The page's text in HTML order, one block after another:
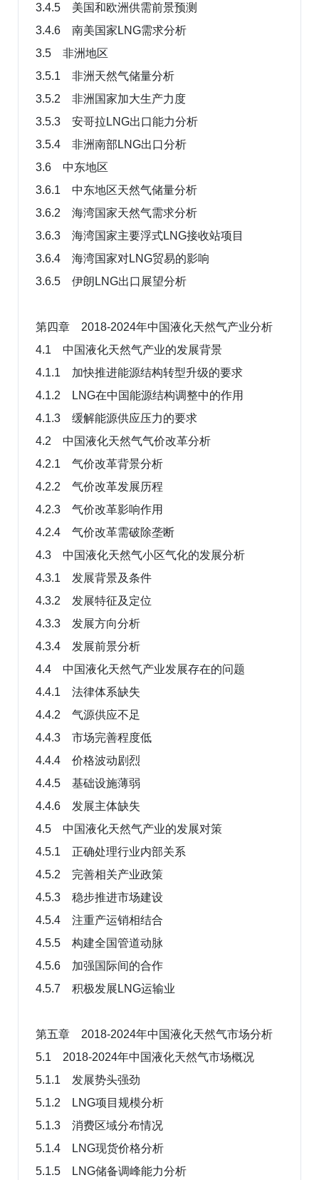
3.4.5 美国和欧洲供需前景预测
3.4.6 南美国家LNG需求分析
3.5 非洲地区
3.5.1 非洲天然气储量分析
3.5.2 非洲国家加大生产力度
3.5.3 安哥拉LNG出口能力分析
3.5.4 非洲南部LNG出口分析
3.6 中东地区
3.6.1 中东地区天然气储量分析
3.6.2 海湾国家天然气需求分析
3.6.3 海湾国家主要浮式LNG接收站项目
3.6.4 海湾国家对LNG贸易的影响
3.6.5 伊朗LNG出口展望分析
第四章 2018-2024年中国液化天然气产业分析
4.1 中国液化天然气产业的发展背景
4.1.1 加快推进能源结构转型升级的要求
4.1.2 LNG在中国能源结构调整中的作用
4.1.3 缓解能源供应压力的要求
4.2 中国液化天然气气价改革分析
4.2.1 气价改革背景分析
4.2.2 气价改革发展历程
4.2.3 气价改革影响作用
4.2.4 气价改革需破除垄断
4.3 中国液化天然气小区气化的发展分析
4.3.1 发展背景及条件
4.3.2 发展特征及定位
4.3.3 发展方向分析
4.3.4 发展前景分析
4.4 中国液化天然气产业发展存在的问题
4.4.1 法律体系缺失
4.4.2 气源供应不足
4.4.3 市场完善程度低
4.4.4 价格波动剧烈
4.4.5 基础设施薄弱
4.4.6 发展主体缺失
4.5 中国液化天然气产业的发展对策
4.5.1 正确处理行业内部关系
4.5.2 完善相关产业政策
4.5.3 稳步推进市场建设
4.5.4 注重产运销相结合
4.5.5 构建全国管道动脉
4.5.6 加强国际间的合作
4.5.7 积极发展LNG运输业
第五章 2018-2024年中国液化天然气市场分析
5.1 2018-2024年中国液化天然气市场概况
5.1.1 发展势头强劲
5.1.2 LNG项目规模分析
5.1.3 消费区域分布情况
5.1.4 LNG现货价格分析
5.1.5 LNG储备调峰能力分析